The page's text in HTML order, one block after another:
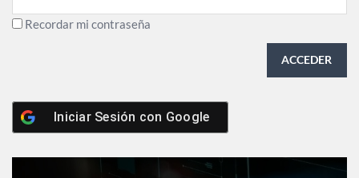
Recordar mi contraseña
ACCEDER
Iniciar Sesión con Google